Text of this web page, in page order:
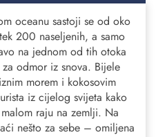
oceanu sastoji se od oko
200 naseljenih, a samo
na jednom od tih otoka
odmor iz snova. Bijele
morem i kokosovim
iz cijelog svijeta kako
raju na zemlji. Na
nešto za sebe – omiljena